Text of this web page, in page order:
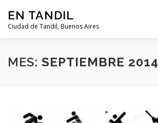
EN TANDIL
Ciudad de Tandil, Buenos Aires
INFORMACIÓN HISTORIA GUIAS
MES: SEPTIEMBRE 2014